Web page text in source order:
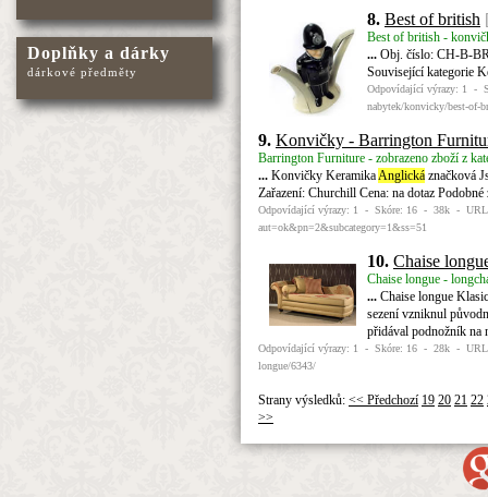
8. Best of british
Best of british -
...Obj. číslo: CH-B-
Související kategorie
Odpovídající výrazy: 1 -
nabytek/konvicky/best-of-
9. Konvičky - Barrington
Barrington Furniture - zobrazeno zboží z
...Konvičky KeramikaAnglickáznačková
Zařazení: Churchill Cena: na dotaz
Odpovídající výrazy: 1 - Skóre: 16 - 38k - URL:
aut=ok&pn=2&subcategory=1&ss=51
10. Chaise
Chaise longue -
...Chaise longue
sezení vzniknul
přidával podnožník na
Odpovídající výrazy: 1 - Skóre: 16 - 28k - URL:
longue/6343/
Strany výsledků: << Předchozí 19 20 21 22
>>
Doplňky a dárky
dárkové předměty